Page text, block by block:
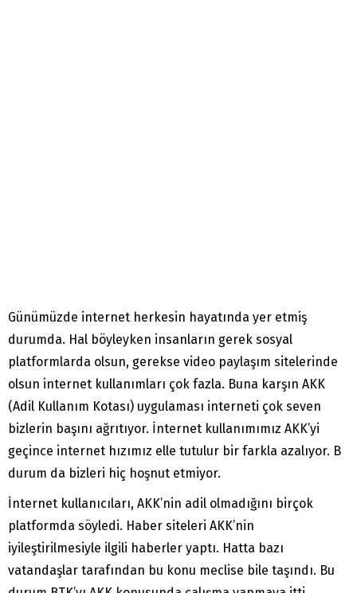
Günümüzde internet herkesin hayatında yer etmiş
durumda. Hal böyleyken insanların gerek sosyal
platformlarda olsun, gerekse video paylaşım sitelerinde
olsun internet kullanımları çok fazla. Buna karşın AKK
(Adil Kullanım Kotası) uygulaması interneti çok seven
bizlerin başını ağrıtıyor. İnternet kullanımımız AKK’yi
geçince internet hızımız elle tutulur bir farkla azalıyor. B
durum da bizleri hiç hoşnut etmiyor.
İnternet kullanıcıları, AKK’nin adil olmadığını birçok
platformda söyledi. Haber siteleri AKK’nin
iyileştirilmesiyle ilgili haberler yaptı. Hatta bazı
vatandaşlar tarafından bu konu meclise bile taşındı. Bu